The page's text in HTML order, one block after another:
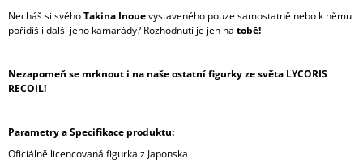
Necháš si svéhoTakina Inouevystaveného pouze samostatně nebo k němu
pořídíš i další jeho kamarády? Rozhodnutí je jen na tobě!
Nezapomeň se mrknout i na naše ostatní figurky ze světa LYCORIS
RECOIL!
Parametry a Specifikace produktu:
Oficiálně licencovaná figurka z Japonska